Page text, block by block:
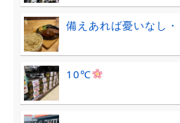
備えあれば憂いなし
10℃